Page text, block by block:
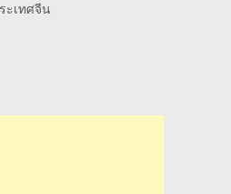
ะเทศจีน